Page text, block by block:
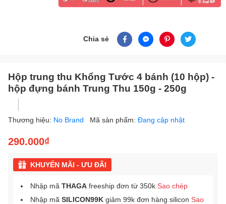
Chia sẻ
Hộp trung thu Khổng Tước 4 bánh (10 hộp) -
hộp đựng bánh Trung Thu 150g - 250g
Thương hiệu: No Brand Mã sản phẩm: Đang cập nhật
290.000₫
KHUYẾN MÃI - ƯU ĐÃI
Nhập mã THAGA freeship đơn từ 350k Sao chép
Nhập mã SILICON99K giảm 99k đơn hàng silicon Sao